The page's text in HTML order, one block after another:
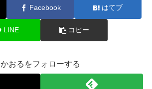
Facebook はてブ
LINE コピー
かおるをフォローする